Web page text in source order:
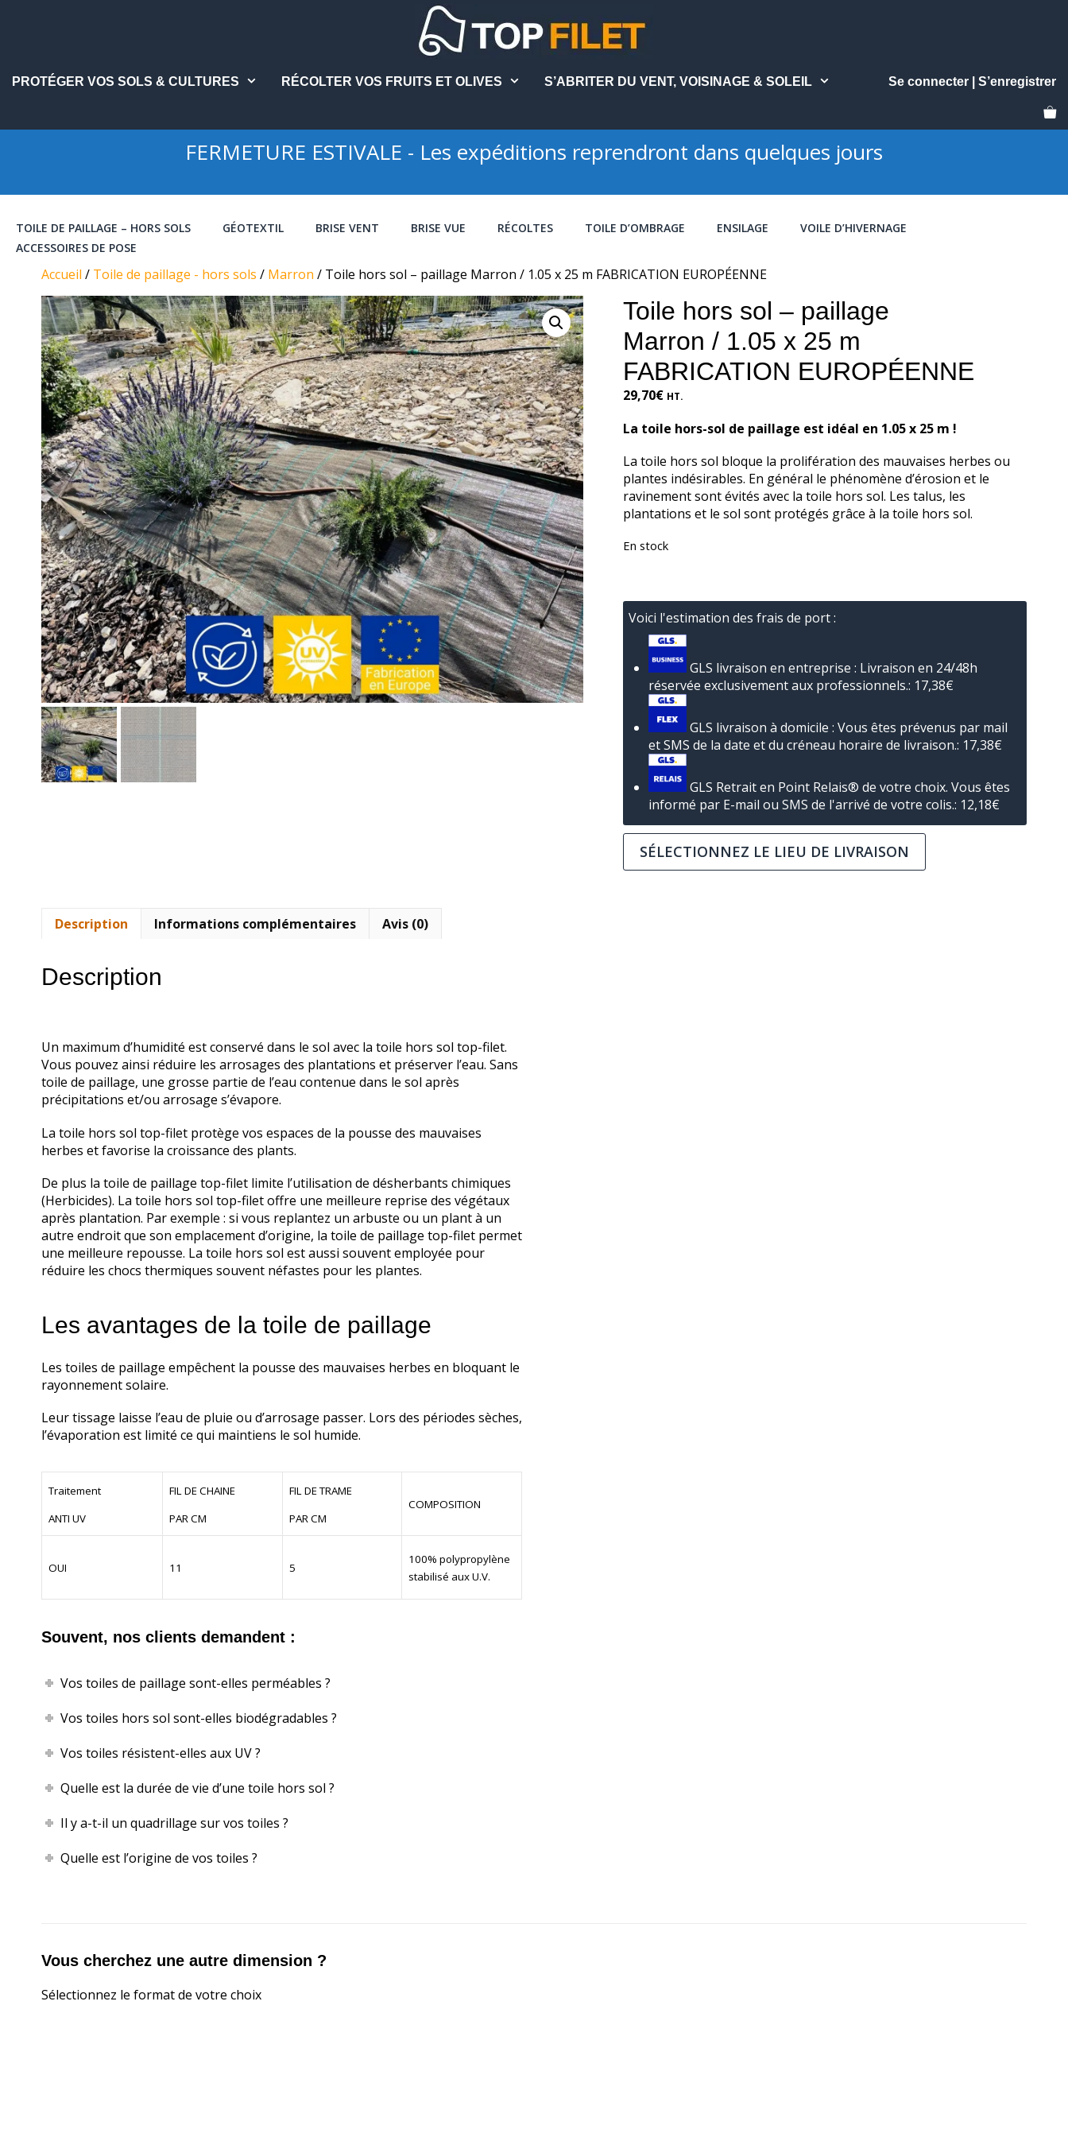
Se connecter | S’enregistrer
PROTÉGER VOS SOLS & CULTURES RÉCOLTER VOS FRUITS ET OLIVES S’ABRITER DU VENT, VOISINAGE & SOLEIL
FERMETURE ESTIVALE - Les expéditions reprendront dans quelques jours
TOILE DE PAILLAGE – HORS SOLS GÉOTEXTIL BRISE VENT BRISE VUE RÉCOLTES TOILE D’OMBRAGE ENSILAGE
VOILE D’HIVERNAGE
ACCESSOIRES DE POSE
Accueil / Toile de paillage - hors sols / Marron / Toile hors sol – paillage Marron / 1.05 x 25 m FABRICATION EUROPÉENNE
Toile hors sol – paillage
Marron / 1.05 x 25 m
FABRICATION EUROPÉENNE
29,70€ HT.
La toile hors-sol de paillage est idéal en 1.05 x 25 m !
La toile hors sol bloque la prolifération des mauvaises herbes ou
plantes indésirables. En général le phénomène d’érosion et le
ravinement sont évités avec la toile hors sol. Les talus, les
plantations et le sol sont protégés grâce à la toile hors sol.
En stock
Voici l'estimation des frais de port :
GLS livraison en entreprise : Livraison en 24/48h
réservée exclusivement aux professionnels.: 17,38€
GLS livraison à domicile : Vous êtes prévenus par mail
et SMS de la date et du créneau horaire de livraison.: 17,38€
GLS Retrait en Point Relais® de votre choix. Vous êtes
informé par E-mail ou SMS de l'arrivé de votre colis.: 12,18€
SÉLECTIONNEZ LE LIEU DE LIVRAISON
Description Informations complémentaires Avis (0)
Description
Un maximum d’humidité est conservé dans le sol avec la toile hors sol top-filet.
Vous pouvez ainsi réduire les arrosages des plantations et préserver l’eau. Sans
toile de paillage, une grosse partie de l’eau contenue dans le sol après
précipitations et/ou arrosage s’évapore.
La toile hors sol top-filet protège vos espaces de la pousse des mauvaises
herbes et favorise la croissance des plants.
De plus la toile de paillage top-filet limite l’utilisation de désherbants chimiques
(Herbicides). La toile hors sol top-filet offre une meilleure reprise des végétaux
après plantation. Par exemple : si vous replantez un arbuste ou un plant à un
autre endroit que son emplacement d’origine, la toile de paillage top-filet permet
une meilleure repousse. La toile hors sol est aussi souvent employée pour
réduire les chocs thermiques souvent néfastes pour les plantes.
Les avantages de la toile de paillage
Les toiles de paillage empêchent la pousse des mauvaises herbes en bloquant le
rayonnement solaire.
Leur tissage laisse l’eau de pluie ou d’arrosage passer. Lors des périodes sèches,
l’évaporation est limité ce qui maintiens le sol humide.
Traitement
ANTI UV
FIL DE CHAINE
PAR CM
FIL DE TRAME
PAR CM
COMPOSITION
OUI 11 5
100% polypropylène
stabilisé aux U.V.
Souvent, nos clients demandent :
Vos toiles de paillage sont-elles perméables ?
Vos toiles hors sol sont-elles biodégradables ?
Vos toiles résistent-elles aux UV ?
Quelle est la durée de vie d’une toile hors sol ?
Il y a-t-il un quadrillage sur vos toiles ?
Quelle est l’origine de vos toiles ?
Vous cherchez une autre dimension ?
Sélectionnez le format de votre choix